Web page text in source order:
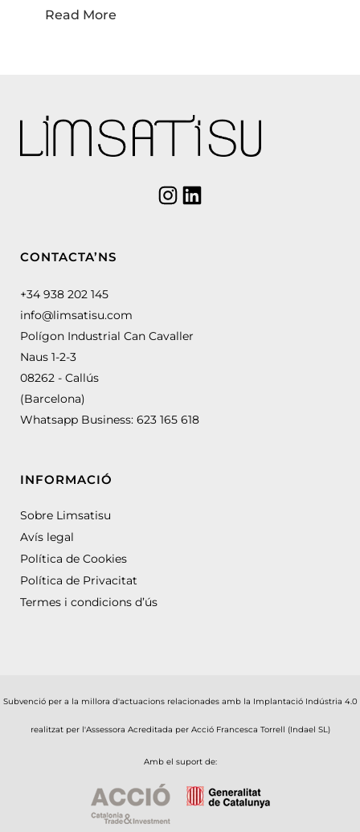
Read More
CONTACTA’NS
+34 938 202 145
info@limsatisu.com
Polígon Industrial Can Cavaller
Naus 1-2-3
08262 - Callús
(Barcelona)
Whatsapp Business: 623 165 618
INFORMACIÓ
Sobre Limsatisu
Avís legal
Política de Cookies
Política de Privacitat
Termes i condicions d’ús
Subvenció per a la millora d'actuacions relacionades amb la Implantació Indústria 4.0
realitzat per l'Assessora Acreditada per Acció Francesca Torrell (Indael SL)
Amb el suport de: